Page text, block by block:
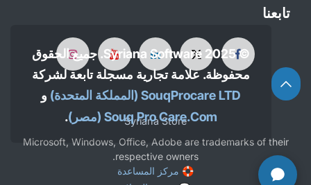
تابعنا
© 2025 Syriana Software. جميع الحقوق
محفوظة. علامة تجارية مسجلة تابعة لشركة
SouqProcare LTD (المملكة المتحدة)
و
Souq Pro Care.Com (مصر).
Syriana Store
Microsoft, Windows, Office, Adobe are trademarks of their
respective owners.
🛟 مركز المساعدة